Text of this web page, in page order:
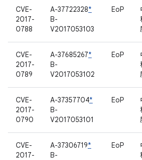
CVE-
2017-
0788
A-37722328*
B-
V2017053103
EoP
CVE-
2017-
0789
A-37685267*
B-
V2017053102
EoP
CVE-
2017-
0790
A-37357704*
B-
V2017053101
EoP
CVE-
2017-
A-37306719*
B-
EoP